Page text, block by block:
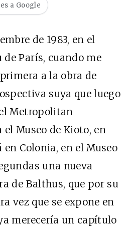
a Google
de 1983, en el
de París, cuando me
a la obra de
suya que luego
Metropolitan
Museo de Kioto, en
en Colonia, en el Museo
una nueva
de Balthus, que por su
vez que se expone en
merecería un capítulo